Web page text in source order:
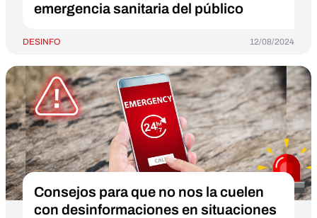
emergencia sanitaria del público
DESINFO 12/08/2024
Consejos para que no nos la cuelen
con desinformaciones en situaciones